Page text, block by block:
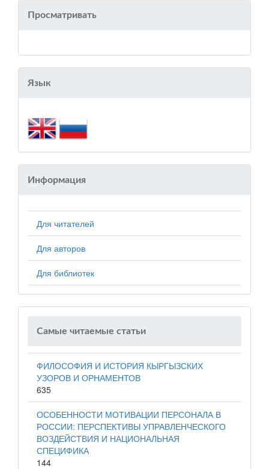
Просматривать
Язык
Информация
Для читателей
Для авторов
Для библиотек
Самые читаемые статьи
ФИЛОСОФИЯ И ИСТОРИЯ КЫРГЫЗСКИХ
УЗОРОВ И ОРНАМЕНТОВ
635
ОСОБЕННОСТИ МОТИВАЦИИ ПЕРСОНАЛА В
РОССИИ: ПЕРСПЕКТИВЫ УПРАВЛЕНЧЕСКОГО
ВОЗДЕЙСТВИЯ И НАЦИОНАЛЬНАЯ
СПЕЦИФИКА
144